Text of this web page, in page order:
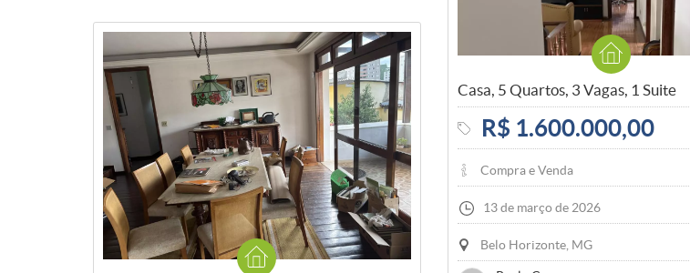
Casa, 5 Quartos, 3 Vagas, 1 Suite
R$ 1.600.000,00
Compra e Venda
13 de março de 2026
Belo Horizonte, MG